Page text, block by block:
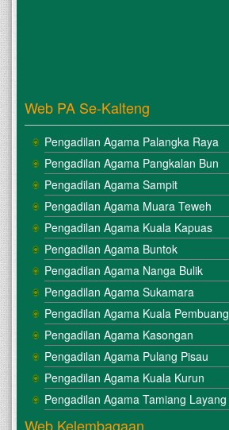
Web PA Se-Kalteng
Pengadilan Agama Palangka Raya
Pengadilan Agama Pangkalan Bun
Pengadilan Agama Sampit
Pengadilan Agama Muara Teweh
Pengadilan Agama Kuala Kapuas
Pengadilan Agama Buntok
Pengadilan Agama Nanga Bulik
Pengadilan Agama Sukamara
Pengadilan Agama Kuala Pembuang
Pengadilan Agama Kasongan
Pengadilan Agama Pulang Pisau
Pengadilan Agama Kuala Kurun
Pengadilan Agama Tamiang Layang
Web Kelembagaan